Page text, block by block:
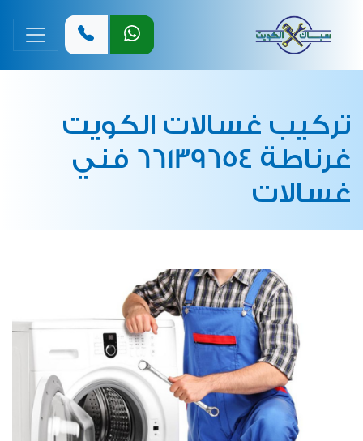
تركيب غسالات الكويت
غرناطة 66139654 فني
غسالات